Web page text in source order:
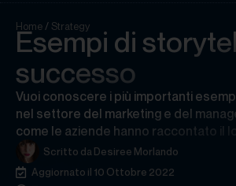
Home/ Strategy
Esempi di
successo
Vuoi conoscere i più importanti
nel settore del marketing e del
come le aziende hanno raccontato il
Scritto da Desiree Morlando
Aggiornato il 10 Ottobre 2022